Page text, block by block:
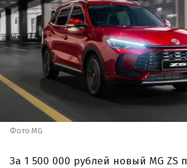
Фото MG
За 1 500 000 рублей новый MG ZS